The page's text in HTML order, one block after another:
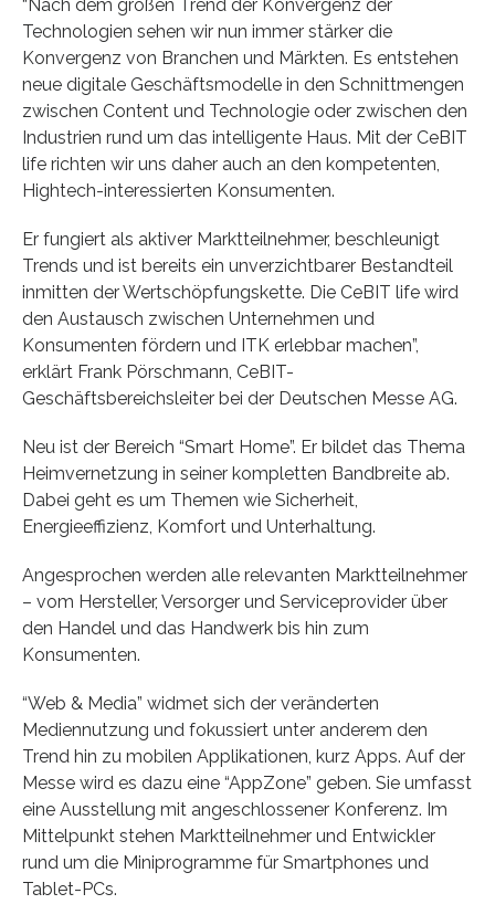
“Nach dem großen Trend der Konvergenz der
Technologien sehen wir nun immer stärker die
Konvergenz von Branchen und Märkten. Es entstehen
neue digitale Geschäftsmodelle in den Schnittmengen
zwischen Content und Technologie oder zwischen den
Industrien rund um das intelligente Haus. Mit der CeBIT
life richten wir uns daher auch an den kompetenten,
Hightech-interessierten Konsumenten.
Er fungiert als aktiver Marktteilnehmer, beschleunigt
Trends und ist bereits ein unverzichtbarer Bestandteil
inmitten der Wertschöpfungskette. Die CeBIT life wird
den Austausch zwischen Unternehmen und
Konsumenten fördern und ITK erlebbar machen”,
erklärt Frank Pörschmann, CeBIT-
Geschäftsbereichsleiter bei der Deutschen Messe AG.
Neu ist der Bereich “Smart Home”. Er bildet das Thema
Heimvernetzung in seiner kompletten Bandbreite ab.
Dabei geht es um Themen wie Sicherheit,
Energieeffizienz, Komfort und Unterhaltung.
Angesprochen werden alle relevanten Marktteilnehmer
– vom Hersteller, Versorger und Serviceprovider über
den Handel und das Handwerk bis hin zum
Konsumenten.
“Web & Media” widmet sich der veränderten
Mediennutzung und fokussiert unter anderem den
Trend hin zu mobilen Applikationen, kurz Apps. Auf der
Messe wird es dazu eine “AppZone” geben. Sie umfasst
eine Ausstellung mit angeschlossener Konferenz. Im
Mittelpunkt stehen Marktteilnehmer und Entwickler
rund um die Miniprogramme für Smartphones und
Tablet-PCs.